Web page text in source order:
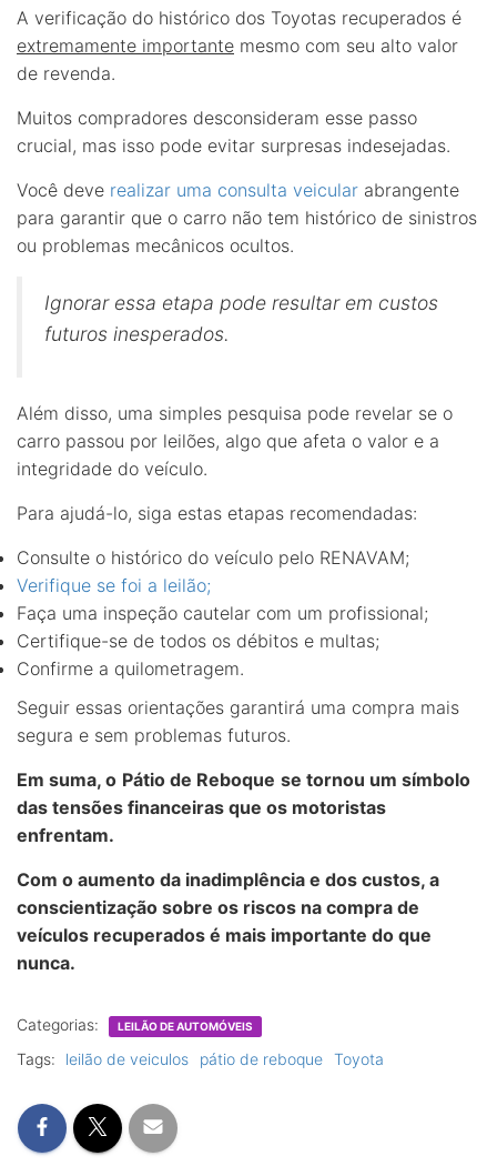
A verificação do histórico dos Toyotas recuperados é
extremamente importante mesmo com seu alto valor
de revenda.
Muitos compradores desconsideram esse passo
crucial, mas isso pode evitar surpresas indesejadas.
Você deve realizar uma consulta veicular abrangente
para garantir que o carro não tem histórico de sinistros
ou problemas mecânicos ocultos.
Ignorar essa etapa pode resultar em custos
futuros inesperados.
Além disso, uma simples pesquisa pode revelar se o
carro passou por leilões, algo que afeta o valor e a
integridade do veículo.
Para ajudá-lo, siga estas etapas recomendadas:
Consulte o histórico do veículo pelo RENAVAM;
Verifique se foi a leilão;
Faça uma inspeção cautelar com um profissional;
Certifique-se de todos os débitos e multas;
Confirme a quilometragem.
Seguir essas orientações garantirá uma compra mais
segura e sem problemas futuros.
Em suma, o Pátio de Reboque se tornou um símbolo
das tensões financeiras que os motoristas
enfrentam.
Com o aumento da inadimplência e dos custos, a
conscientização sobre os riscos na compra de
veículos recuperados é mais importante do que
nunca.
Categorias: LEILÃO DE AUTOMÓVEIS
Tags: leilão de veiculos pátio de reboque Toyota